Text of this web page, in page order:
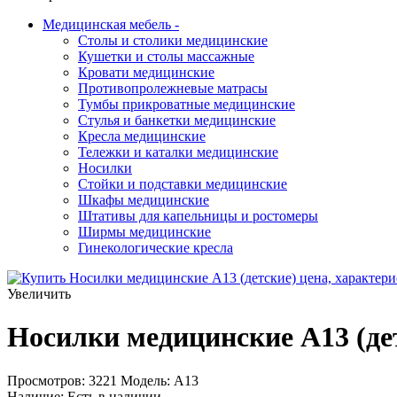
Медицинская мебель -
Столы и столики медицинские
Кушетки и столы массажные
Кровати медицинские
Противопролежневые матрасы
Тумбы прикроватные медицинские
Стулья и банкетки медицинские
Кресла медицинские
Тележки и каталки медицинские
Носилки
Стойки и подставки медицинские
Шкафы медицинские
Штативы для капельницы и ростомеры
Ширмы медицинские
Гинекологические кресла
Увеличить
Носилки медицинские A13
Просмотров: 3221 Модель: А13